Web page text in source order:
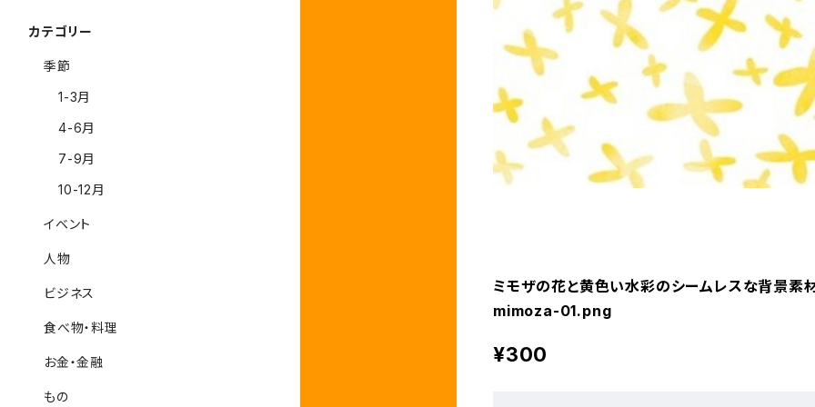
ミモザの花と黄色い水彩のシームレスな背景素
mimoza-01.png
¥300
カテゴリー
季節
1-3月
4-6月
7-9月
10-12月
イベント
人物
ビジネス
食べ物・料理
お金・金融
もの